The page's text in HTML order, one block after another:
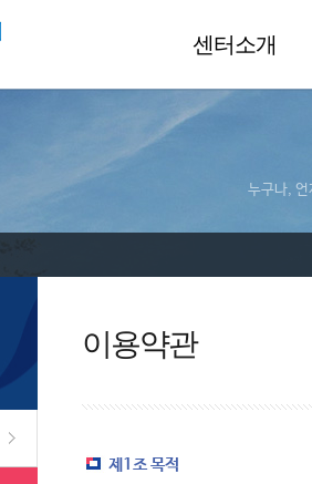
센터소개
누구나, 언
이용약관
제1조 목적